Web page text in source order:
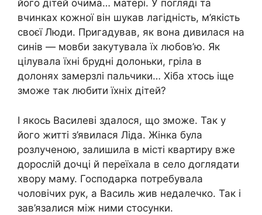
його дітей очима… матері. У погляді та
вчинках кожної він шукав лагідність, м’якість
своєї Люди. Пригадував, як вона дивилася на
синів — мовби закутувала їх любов’ю. Як
цілувала їхні брудні долоньки, гріла в
долонях замерзлі пальчики… Хіба хтось іще
зможе так любити їхніх дітей?
І якось Василеві здалося, що зможе. Так у
його житті з’явилася Ліда. Жінка була
розлученою, залишила в місті квартиру вже
дорослій дочці й переїхала в село доглядати
хвору маму. Господарка потребувала
чоловічих рук, а Василь жив недалечко. Так і
зав’язалися між ними стосунки.